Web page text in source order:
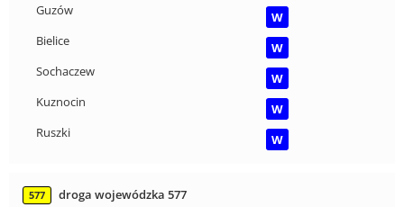
Guzów
W
Bielice
W
Sochaczew
W
Kuznocin
W
Ruszki
W
577
droga wojewódzka 577